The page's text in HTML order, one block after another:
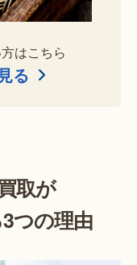
はこちら
る
取が
つの理由